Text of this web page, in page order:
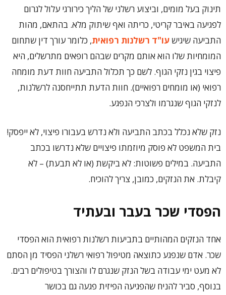
תינוק בעל מומים, וביצוע רשלני של הליך כירורגי עלול לגרום
לפגיעה באיבר קריטי, כריתה ואף שיתוק מלא. בהתאם, מהות
התביעה שיגיש עו"ד רשלנות רפואית, כלומר עורך דין שתחום
המומחיות שלו הוא אותם מקרים שבהם רופאים מתרשלים, היא
פיצוי בגין נזקי הגוף. לשם כך תכלול התביעה חוות דעת מומחה
רפואי (או מומחים רפואיים). חוות הדעת תתייחסנה לרשלנות,
לנזקי הגוף שנגרמו ולצרכי הנפגע.
נזק שלא נכלל בכתב התביעה ולא נדרש בעבורו פיצוי, לא ייפסק!
בית המשפט לא פוסק מיוזמתו פיצויים שלא נדרשו בכתב
התביעה. במילים פשוטות: לא ביקשת (או לא תבעת) – לא
קיבלת. את הנזקים, כמובן, צריך להוכיח.
הפסדי שכר בעבר ובעתיד
אחד הנזקים המהותיים בתביעות רשלנות רפואית הוא הפסדי
שכר. אדם שנפגע כתוצאה מטיפול רפואי רשלני הפסיד מן הסתם
לא מעט ימי עבודה בשל הנזק שנגרם לו והצורך בטיפולים רבים.
בנוסף, סביר להניח שהפגיעה הפיזית פגעה גם בכושר